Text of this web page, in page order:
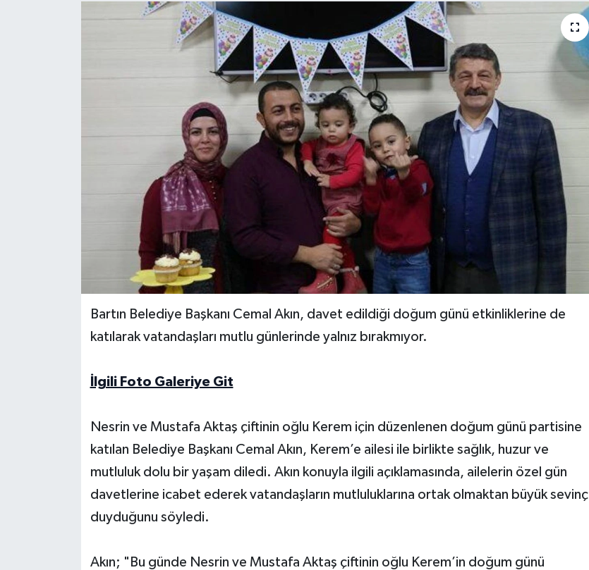
Bartın Belediye Başkanı Cemal Akın, davet edildiği doğum günü etkinliklerine de
katılarak vatandaşları mutlu günlerinde yalnız bırakmıyor.
İlgili Foto Galeriye Git
Nesrin ve Mustafa Aktaş çiftinin oğlu Kerem için düzenlenen doğum günü partisine
katılan Belediye Başkanı Cemal Akın, Kerem’e ailesi ile birlikte sağlık, huzur ve
mutluluk dolu bir yaşam diledi. Akın konuyla ilgili açıklamasında, ailelerin özel gün
davetlerine icabet ederek vatandaşların mutluluklarına ortak olmaktan büyük sevinç
duyduğunu söyledi.
Akın; "Bu günde Nesrin ve Mustafa Aktaş çiftinin oğlu Kerem’in doğum günü